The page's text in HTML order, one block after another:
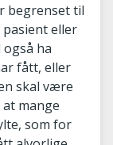
begrenset til
eller
ha
fått, eller
skal være
mange
som for